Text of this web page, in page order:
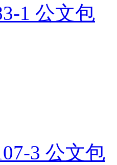
1 公文包
3 公文包